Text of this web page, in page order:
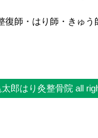
復師・はり師・きゅう
郎はり灸整骨院 all